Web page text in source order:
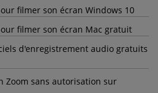
filmer son écran Windows 10
filmer son écran Mac gratuit
d'enregistrement audio gratuits
Zoom sans autorisation sur